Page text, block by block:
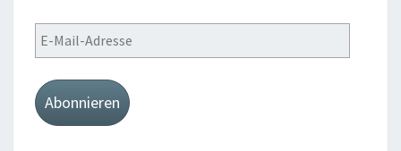
E-
Mail-
Adresse
Abonnieren